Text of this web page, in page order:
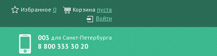
Избранное 0 Корзина пуста
Войти
003 для Санкт-Петербурга
8 800 333 30 20